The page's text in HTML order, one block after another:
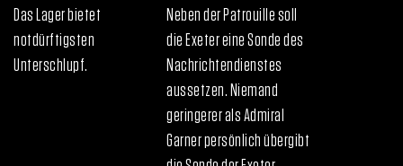
Das Lager bietet
notdürftigsten
Unterschlupf.
Neben der Patrouille soll
die Exeter eine Sonde des
Nachrichtendienstes
aussetzen. Niemand
geringerer als Admiral
Garner persönlich übergibt